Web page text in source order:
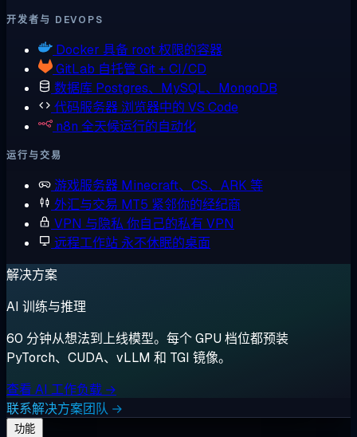
开发者与 DEVOPS
Docker 具备 root 权限的容器
GitLab 自托管 Git + CI/CD
数据库 Postgres、MySQL、MongoDB
代码服务器 浏览器中的 VS Code
n8n 全天候运行的自动化
运行与交易
游戏服务器 Minecraft、CS、ARK 等
外汇与交易 MT5 紧邻你的经纪商
VPN 与隐私 你自己的私有 VPN
远程工作站 永不休眠的桌面
解决方案
AI 训练与推理
60 分钟从想法到上线模型。每个 GPU 档位都预装
PyTorch、CUDA、vLLM 和 TGI 镜像。
查看 AI 工作负载 →
联系解决方案团队 →